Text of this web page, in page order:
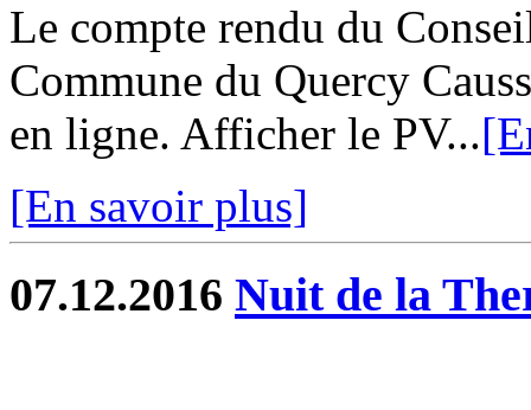
Le compte rendu du
Commune du Quercy
en ligne. Afficher le PV...
[En savoir plus]
07.12.2016 Nuit de la